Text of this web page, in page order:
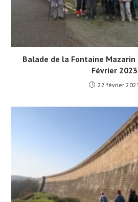
Balade de la Fontaine Mazarin
Février 2023
22 février